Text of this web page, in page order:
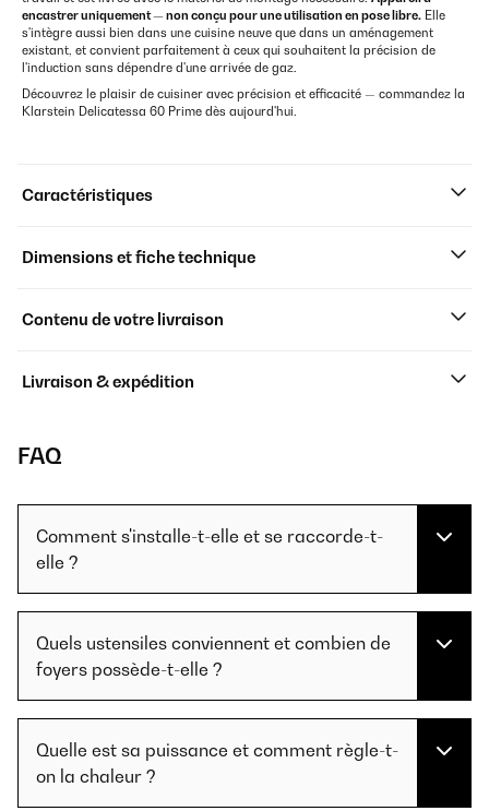
encastrer uniquement — non conçu pour une utilisation en pose libre. Elle
s'intègre aussi bien dans une cuisine neuve que dans un aménagement
existant, et convient parfaitement à ceux qui souhaitent la précision de
l'induction sans dépendre d'une arrivée de gaz.
Découvrez le plaisir de cuisiner avec précision et efficacité — commandez la
Klarstein Delicatessa 60 Prime dès aujourd'hui.
Caractéristiques
Dimensions et fiche technique
Contenu de votre livraison
Livraison & expédition
FAQ
Comment s'installe-t-elle et se raccorde-t-
elle ?
Quels ustensiles conviennent et combien de
foyers possède-t-elle ?
Quelle est sa puissance et comment règle-t-
on la chaleur ?